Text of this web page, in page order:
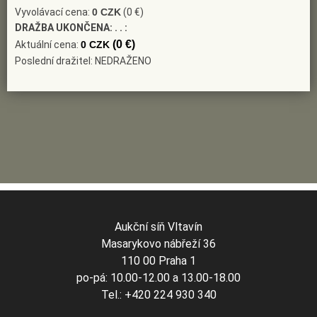
Vyvolávací cena: 0 CZK(0 €)
DRAŽBA UKONČENA: . . :
Aktuální cena: 0 CZK (0 €)
Poslední dražitel: NEDRAŽENO
Aukční síň Vltavín
Masarykovo nábřeží 36
110 00 Praha 1
po-pá: 10.00-12.00 a 13.00-18.00
Tel.: +420 224 930 340